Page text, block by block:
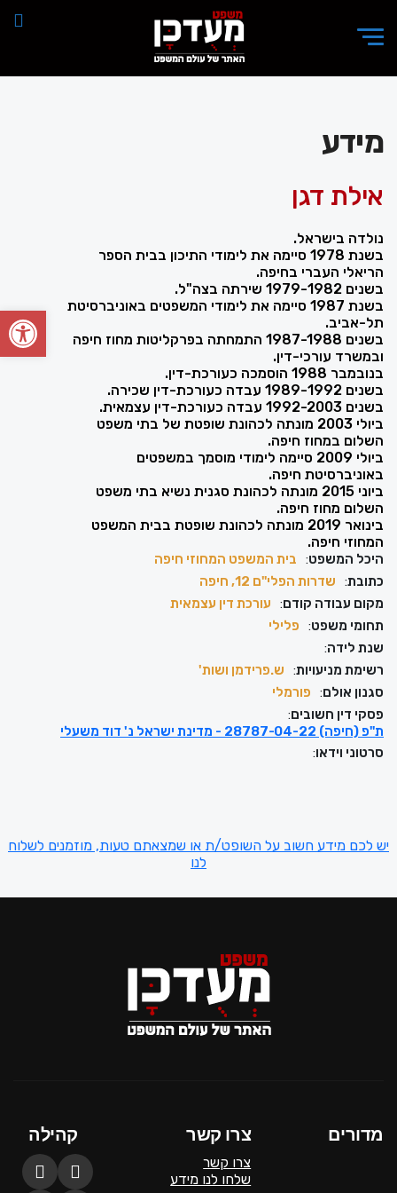
פתח
מידע
אילת דגן
נולדה בישראל.
בשנת 1978 סיימה את לימודי התיכון בבית הספר
הריאלי העברי בחיפה.
בשנים 1979-1982 שירתה בצה"ל.
בשנת 1987 סיימה את לימודי המשפטים באוניברסיטת
תל-אביב.
בשנים 1987-1988 התמחתה בפרקליטות מחוז חיפה
ובמשרד עורכי-דין.
בנובמבר 1988 הוסמכה כעורכת-דין.
בשנים 1989-1992 עבדה כעורכת-דין שכירה.
בשנים 1992-2003 עבדה כעורכת-דין עצמאית.
ביולי 2003 מונתה לכהונת שופטת של בתי משפט
השלום במחוז חיפה.
ביולי 2009 סיימה לימודי מוסמך במשפטים
באוניברסיטת חיפה.
ביוני 2015 מונתה לכהונת סגנית נשיא בתי משפט
השלום מחוז חיפה.
בינואר 2019 מונתה לכהונת שופטת בבית המשפט
המחוזי חיפה.
היכל המשפט:
בית המשפט המחוזי חיפה
כתובת:
שדרות הפלי"ם 12, חיפה
מקום עבודה קודם:
עורכת דין עצמאית
תחומי משפט:
פלילי
שנת לידה:
רשימת מניעויות:
ש.פרידמן ושות'
סגנון אולם:
פורמלי
פסקי דין חשובים:
ת"פ (חיפה) 28787-04-22 - מדינת ישראל נ' דוד משעלי
סרטוני וידאו:
יש לכם מידע חשוב על השופט/ת או שמצאתם טעות, מוזמנים לשלוח
לנו
מדורים צרו קשר
צרו קשר
שלחו לנו מידע
קהילה